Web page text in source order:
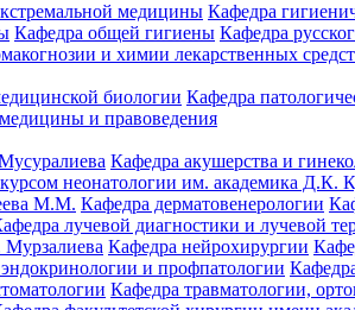
медицины Кафедра
Кафедра общей гигиены Кафедра
и химии лекарственных
биологии Кафедра
и правоведения
Кафедра акушерства и
неонатологии им. академика Д.К.
М.М. Кафедра дерматовенерологии
лучевой диагностики и лучевой
Кафедра нейрохирургии
и профпатологии
Кафедра травматологии,